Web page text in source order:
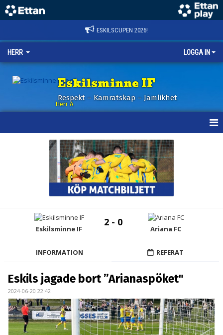
ESKILSCUPEN 2026!
HERR LOGGA IN
Eskilsminne IF
Respekt – Kamratskap – Jämlikhet
Herr A
BILDGALLERI
MATCHER
ETTAN SÖDRA
Eskilsminne IF
2 - 0
Ariana FC
INFORMATION REFERAT
Eskils jagade bort ”Arianaspöket"
2024-06-20 22:42